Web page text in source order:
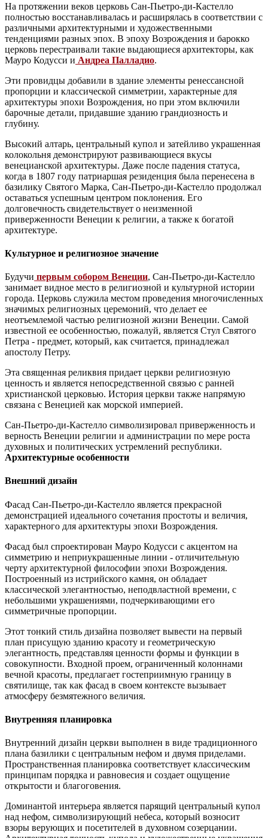
На протяжении веков церковь Сан-Пьетро-ди-Кастелло
полностью восстанавливалась и расширялась в соответствии с
различными архитектурными и художественными
тенденциями разных эпох. В эпоху Возрождения и барокко
церковь перестраивали такие выдающиеся архитекторы, как
Мауро Кодусси и Андреа Палладио.
Эти провидцы добавили в здание элементы ренессансной
пропорции и классической симметрии, характерные для
архитектуры эпохи Возрождения, но при этом включили
барочные детали, придавшие зданию грандиозность и
глубину.
Высокий алтарь, центральный купол и затейливо украшенная
колокольня демонстрируют развивающиеся вкусы
венецианской архитектуры. Даже после падения статуса,
когда в 1807 году патриаршая резиденция была перенесена в
базилику Святого Марка, Сан-Пьетро-ди-Кастелло продолжал
оставаться успешным центром поклонения. Его
долговечность свидетельствует о неизменной
приверженности Венеции к религии, а также к богатой
архитектуре.
Культурное и религиозное значение
Будучи первым собором Венеции, Сан-Пьетро-ди-Кастелло
занимает видное место в религиозной и культурной истории
города. Церковь служила местом проведения многочисленных
значимых религиозных церемоний, что делает ее
неотъемлемой частью религиозной жизни Венеции. Самой
известной ее особенностью, пожалуй, является Стул Святого
Петра - предмет, который, как считается, принадлежал
апостолу Петру.
Эта священная реликвия придает церкви религиозную
ценность и является непосредственной связью с ранней
христианской церковью. История церкви также напрямую
связана с Венецией как морской империей.
Сан-Пьетро-ди-Кастелло символизировал приверженность и
верность Венеции религии и администрации по мере роста
духовных и политических устремлений республики.
Архитектурные особенности
Внешний дизайн
Фасад Сан-Пьетро-ди-Кастелло является прекрасной
демонстрацией идеального сочетания простоты и величия,
характерного для архитектуры эпохи Возрождения.
Фасад был спроектирован Мауро Кодусси с акцентом на
симметрию и неприукрашенные линии - отличительную
черту архитектурной философии эпохи Возрождения.
Построенный из истрийского камня, он обладает
классической элегантностью, неподвластной времени, с
небольшими украшениями, подчеркивающими его
симметричные пропорции.
Этот тонкий стиль дизайна позволяет вывести на первый
план присущую зданию красоту и геометрическую
элегантность, представляя ценности формы и функции в
совокупности. Входной проем, ограниченный колоннами
вечной красоты, предлагает гостеприимную границу в
святилище, так как фасад в своем контексте вызывает
атмосферу безмятежного величия.
Внутренняя планировка
Внутренний дизайн церкви выполнен в виде традиционного
плана базилики с центральным нефом и двумя приделами.
Пространственная планировка соответствует классическим
принципам порядка и равновесия и создает ощущение
открытости и благоговения.
Доминантой интерьера является парящий центральный купол
над нефом, символизирующий небеса, который возносит
взоры верующих и посетителей в духовном созерцании.